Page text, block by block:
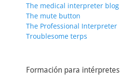
The medical interpreter blog
The mute button
The Professional Interpreter
Troublesome terps
Formación para intérpretes